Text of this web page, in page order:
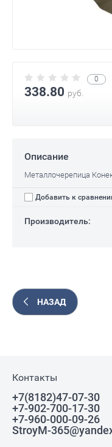
0
338.80 руб.
Описание
Металлочерепица
Добавить к
Производитель:
НАЗАД
Контакты
+7(8182)47-07-30
+7-902-700-17-30
+7-960-000-09-26
StroyM-